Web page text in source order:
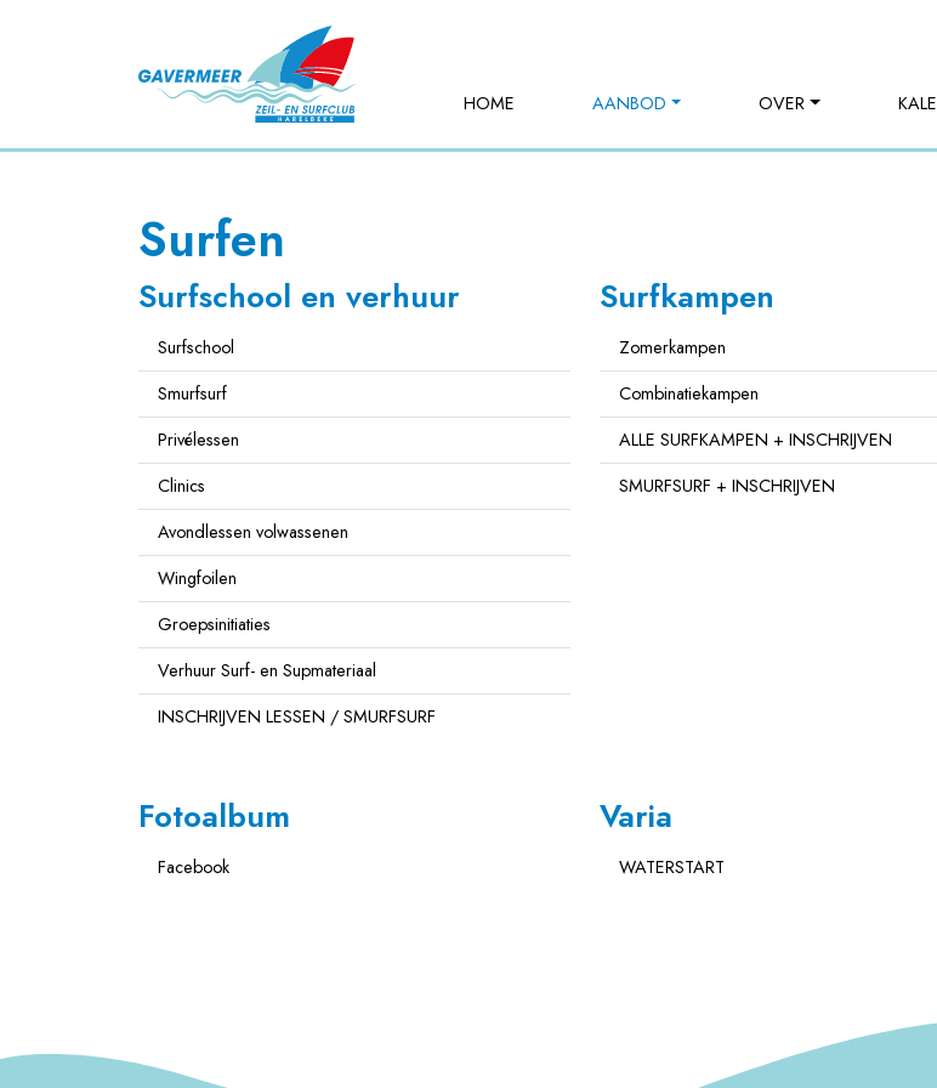
HOME AANBOD OVER
Surfen
Surfschool en verhuur
Surfschool
Smurfsurf
Privélessen
Clinics
Avondlessen volwassenen
Wingfoilen
Groepsinitiaties
Verhuur Surf- en Supmateriaal
INSCHRIJVEN LESSEN / SMURFSURF
Surfkampen
Zomerkampen
Combinatiekampen
ALLE SURFKAMPEN + INSCHRIJVEN
SMURFSURF + INSCHRIJVEN
Fotoalbum
Facebook
Varia
WATERSTART